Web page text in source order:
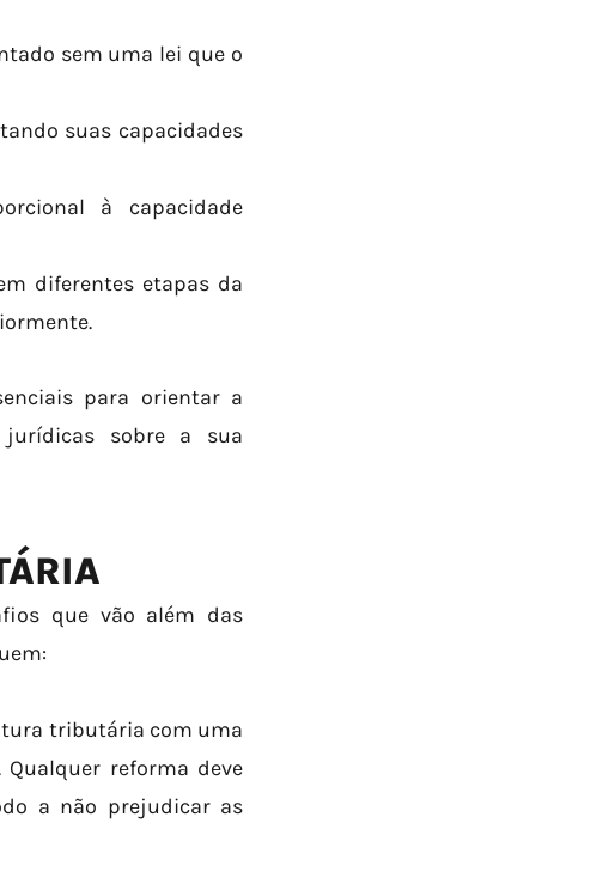
sem uma lei que o
suas capacidades
à capacidade
diferentes etapas da
para orientar a
sobre a sua
que vão além das
tributária com uma
reforma deve
a não prejudicar as